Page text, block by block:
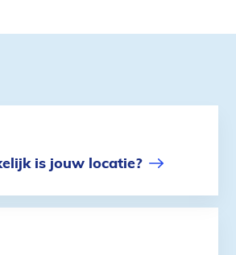
is jouw locatie?